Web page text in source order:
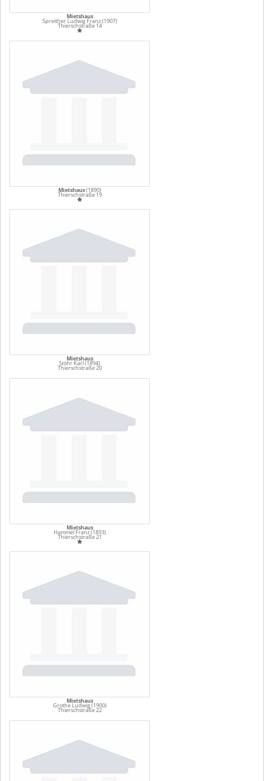
Mietshaus
Spreither Ludwig Franz (1907)
Thierschstraße 14
Mietshaus(1890)
Thierschstraße 19
Mietshaus
Stöhr Karl (1894)
Thierschstraße 20
Mietshaus
Hammel Franz (1893)
Thierschstraße 21
Mietshaus
Grothe Ludwig (1900)
Thierschstraße 22